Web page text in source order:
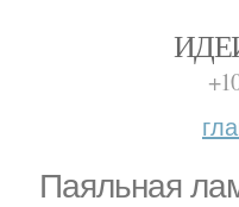
Паяльная